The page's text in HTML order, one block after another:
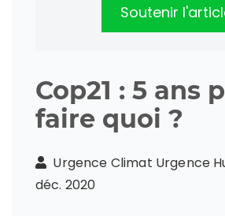
Soutenir
Cop21 : 5 ans
faire quoi ?
Urgence Climat Urgence
déc. 2020